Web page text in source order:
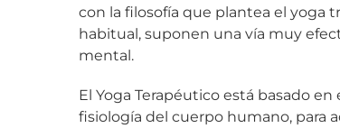
con la filosofía que plantea el yoga
habitual, suponen una vía muy
mental.
El Yoga Terapéutico está basado
fisiología del cuerpo humano, para